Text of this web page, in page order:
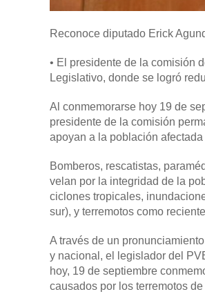
Reconoce diputado Erick
• El presidente de la comisión
Legislativo, donde se logró
Al conmemorarse hoy 19 de
presidente de la comisión
apoyan a la población
Bomberos, rescatistas,
velan por la integridad de la
ciclones tropicales,
sur), y terremotos como
A través de un
y nacional, el legislador del
hoy, 19 de septiembre
causados por los terremotos